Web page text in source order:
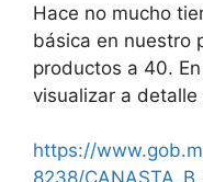
Hace no mucho
básica en nuestro
productos a 40.
visualizar a
https://